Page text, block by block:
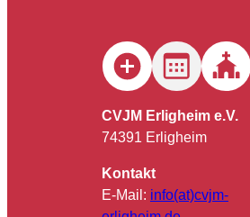
CVJM Erligheim e.V.
74391 Erligheim
Kontakt
E-Mail: info(at)cvjm-